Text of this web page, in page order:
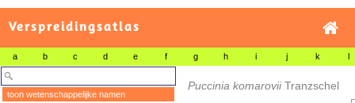
Verspreidingsatlas
a b c d e f g h i j k l
toon wetenschappelijke namen
Puccinia komaroviiTranzschel